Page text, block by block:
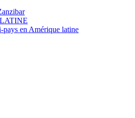
en Amérique latine